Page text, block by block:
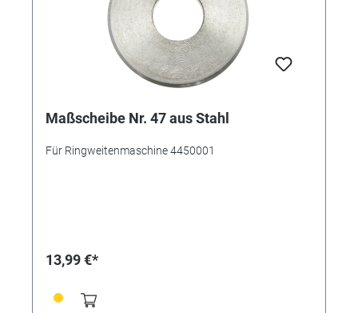
Maßscheibe Nr. 47 aus Stahl
Für Ringweitenmaschine 4450001
13,99 €*